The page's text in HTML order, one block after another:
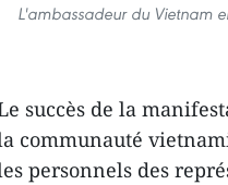
L'ambassadeur du Vietnam
succès de la
communauté
personnels des